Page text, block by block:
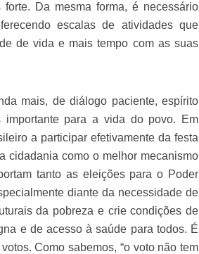
Da mesma forma, é necessário
escalas de atividades que
de vida e mais tempo com as suas
mais, de diálogo paciente, espírito
para a vida do povo. Em
a participar efetivamente da festa
cidadania como o melhor mecanismo
tanto as eleições para o Poder
diante da necessidade de
da pobreza e crie condições de
e de acesso à saúde para todos. É
Como sabemos, “o voto não tem